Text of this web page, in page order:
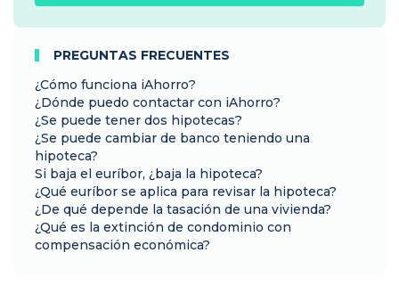
PREGUNTAS FRECUENTES
¿Cómo funciona iAhorro?
¿Dónde puedo contactar con iAhorro?
¿Se puede tener dos hipotecas?
¿Se puede cambiar de banco teniendo una
hipoteca?
Si baja el euríbor, ¿baja la hipoteca?
¿Qué euríbor se aplica para revisar la hipoteca?
¿De qué depende la tasación de una vivienda?
¿Qué es la extinción de condominio con
compensación económica?